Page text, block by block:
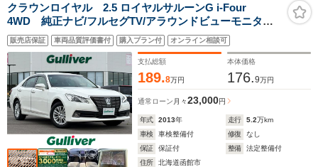
クラウンロイヤル 2.5 ロイヤルサルーンG i-Four
4WD 純正ナビ/フルセグTV/アラウンドビューモニター/
プリクラッシュセーフティ/クリアランスソナー/レーダー
クルーズコントロール/電動リクライニングリアシート/リ
アサンシェード/前席パワーシート
販売店保証 車両品質評価書付 購入プラン付 オンライン相談可
支払総額
189.8万円
本体価格
176.9万円
通常ローン 月々23,000円
年式 2013年 走行 5.2万km
車検
車検整備付 修復
なし
保証
保証付 整備
法定整備付
住所
北海道函館市